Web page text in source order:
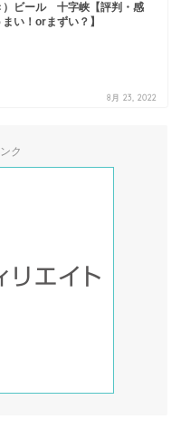
）ビール 十字峡【評判・感
い！orまずい？】
8月 23, 2022
ク